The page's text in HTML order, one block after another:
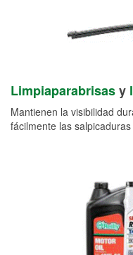
Limpiaparabrisasy
Mantienen la visibilidad
fácilmente las